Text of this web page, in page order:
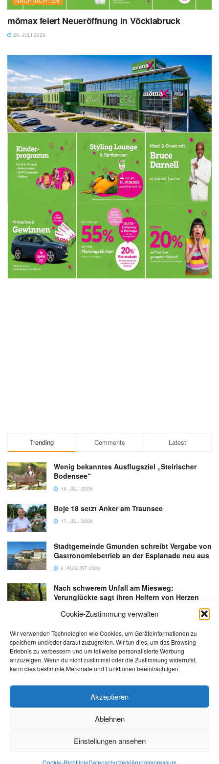
Cookie-Zustimmung verwalten
Wir verwenden Technologien wie Cookies, um Geräteinformationen zu
speichern und/oder darauf zuzugreifen. Wir tun dies, um das Browsing-
Erlebnis zu verbessern und um teilweise personalisierte Werbung
anzuzeigen. Wenn du nicht zustimmst oder die Zustimmung widerrufst,
kann dies bestimmte Merkmale und Funktionen beeinträchtigen.
Akzeptieren
Ablehnen
Einstellungen ansehen
Cookie-RichtlinieDatenschutzerklärungImpressum
mömax feiert Neueröffnung in Vöcklabruck
29. JULI 2026
Trending Comments Latest
Wenig bekanntes Ausflugsziel „Steirischer
Bodensee“
16. JULI 2026
Boje 18 setzt Anker am Traunsee
17. JULI 2026
Stadtgemeinde Gmunden schreibt Vergabe von
Gastronomiebetrieb an der Esplanade neu aus
6. AUGUST 2026
Nach schwerem Unfall am Miesweg:
Verunglückte sagt ihren Helfern von Herzen